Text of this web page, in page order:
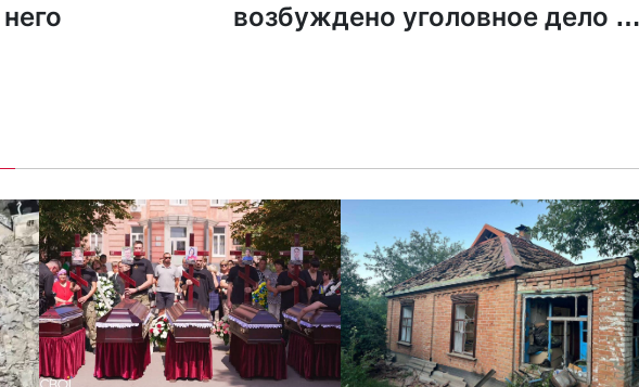
возбуждено уголовное дело